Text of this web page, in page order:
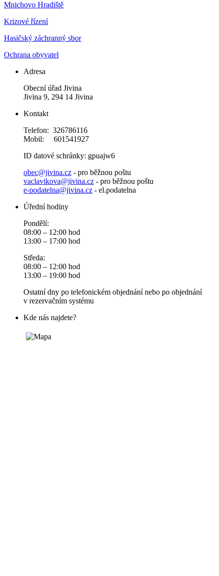
Mnichovo Hradiště
Krizové řízení
Hasičský záchranný sbor
Ochrana obyvatel
Adresa
Obecní úřad Jivina
Jivina 9, 294 14 Jivina
Kontakt
Telefon: 326786116
Mobil: 601541927
ID datové schránky: gpuajw6
obec@jivina.cz - pro běžnou poštu
vaclavikova@jivina.cz - pro běžnou poštu
e-podatelna@jivina.cz - el.podatelna
Úřední hodiny
Pondělí:
08:00 – 12:00 hod
13:00 – 17:00 hod
Středa:
08:00 – 12:00 hod
13:00 – 19:00 hod
Ostatní dny po telefonickém objednání nebo po objednání
v rezervačním systému
Kde nás najdete?